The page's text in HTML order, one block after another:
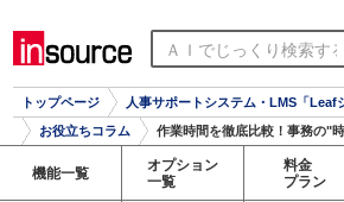
トップページ
人事サポートシステム・LMS「Leaf
お役立ちコラム
作業時間を徹底比較！事務の"
機能一覧
オプション
一覧
料金
プラン